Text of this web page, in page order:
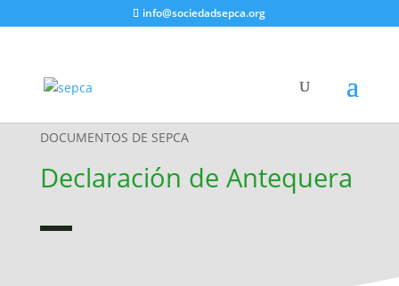
info@sociedadsepca.org
DOCUMENTOS DE SEPCA
Declaración de Antequera